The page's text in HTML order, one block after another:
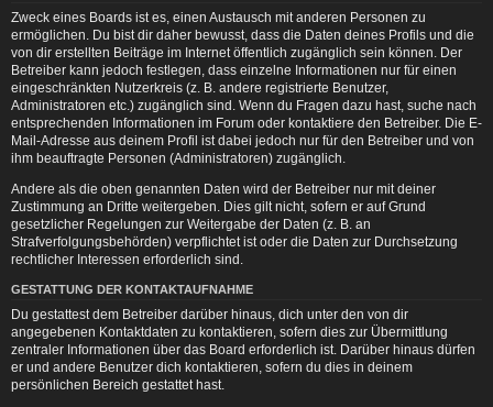
Zweck eines Boards ist es, einen Austausch mit anderen Personen zu
ermöglichen. Du bist dir daher bewusst, dass die Daten deines Profils und die
von dir erstellten Beiträge im Internet öffentlich zugänglich sein können. Der
Betreiber kann jedoch festlegen, dass einzelne Informationen nur für einen
eingeschränkten Nutzerkreis (z. B. andere registrierte Benutzer,
Administratoren etc.) zugänglich sind. Wenn du Fragen dazu hast, suche nach
entsprechenden Informationen im Forum oder kontaktiere den Betreiber. Die E-
Mail-Adresse aus deinem Profil ist dabei jedoch nur für den Betreiber und von
ihm beauftragte Personen (Administratoren) zugänglich.
Andere als die oben genannten Daten wird der Betreiber nur mit deiner
Zustimmung an Dritte weitergeben. Dies gilt nicht, sofern er auf Grund
gesetzlicher Regelungen zur Weitergabe der Daten (z. B. an
Strafverfolgungsbehörden) verpflichtet ist oder die Daten zur Durchsetzung
rechtlicher Interessen erforderlich sind.
GESTATTUNG DER KONTAKTAUFNAHME
Du gestattest dem Betreiber darüber hinaus, dich unter den von dir
angegebenen Kontaktdaten zu kontaktieren, sofern dies zur Übermittlung
zentraler Informationen über das Board erforderlich ist. Darüber hinaus dürfen
er und andere Benutzer dich kontaktieren, sofern du dies in deinem
persönlichen Bereich gestattet hast.